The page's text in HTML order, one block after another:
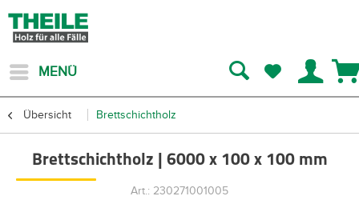
MENÜ
Übersicht Brettschichtholz
Brettschichtholz | 6000 x 100 x 100 mm
Art.: 230271001005